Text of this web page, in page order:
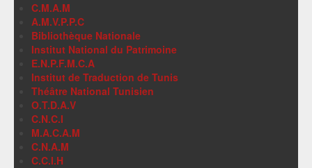
C.M.A.M
A.M.V.P.P.C
Bibliothèque Nationale
Institut National du Patrimoine
E.N.P.F.M.C.A
Institut de Traduction de Tunis
Théâtre National Tunisien
O.T.D.A.V
C.N.C.I
M.A.C.A.M
C.N.A.M
C.C.I.H